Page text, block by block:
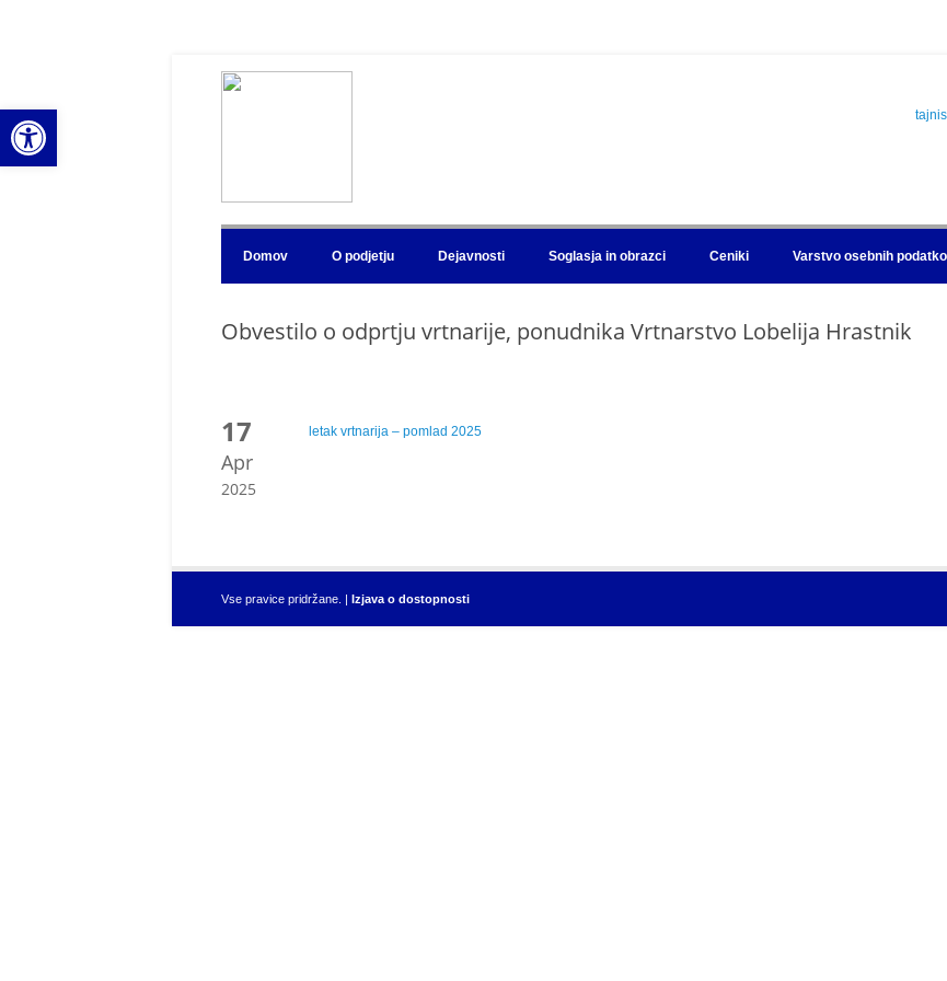
Open toolbar
Domov O podjetju Dejavnosti Soglasja in obrazci Ceniki Varstvo osebnih
Obvestilo o odprtju vrtnarije, ponudnika Vrtnarstvo Lobelija Hrastnik
17
Apr
2025
letak vrtnarija – pomlad 2025
Vse pravice pridržane. | Izjava o dostopnosti